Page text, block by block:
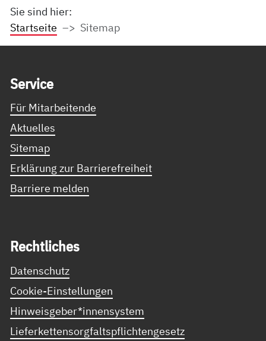
Sie sind hier:
Startseite
Sitemap
Ser­vice
Für Mitarbeitende
Aktuelles
Sitemap
Erklärung zur Barrierefreiheit
Barriere melden
Recht­li­ches
Datenschutz
Cookie-Einstellungen
Hinweisgeber*innensystem
Lieferkettensorgfaltspflichtengesetz